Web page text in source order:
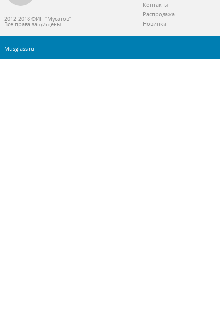
2012-2018 ©ИП “Мусатов”
Все права защищены
Контакты
Распродажа
Новинки
Musglass.ru